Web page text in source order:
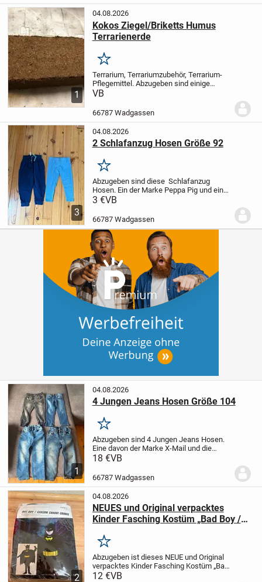
1
04.08.2026
Kokos Ziegel/Briketts Humus
Terrarienerde
Merken
Terrarium, Terrariumzubehör, Terrarium-
Pflegemittel. Abzugeben sind einige
Kokos Ziegel / Briketts welche als
Ziegel ergibt ca. 9 Liter fertige Terrarien...
VB
66787 Wadgassen
3
04.08.2026
2 Schlafanzug Hosen Größe 92
Merken
Abzugeben sind diese Schlafanzug
Hosen. Ein der Marke Peppa Pig und eine
der Marke impidimpi.
Haushalt. Versand möglich
3 €VB
66787 Wadgassen
1
04.08.2026
4 Jungen Jeans Hosen Größe 104
Merken
Abzugeben sind 4 Jungen Jeans Hosen.
Eine davon der Marke X-Mail und die
anderen der Marke dopodopo
Nichtraucher Haushalt.
18 €VB
66787 Wadgassen
2
04.08.2026
NEUES und Original verpacktes
Kinder Fasching Kostüm „Bad Boy /
Merken
Abzugeben ist dieses NEUE und Original
verpacktes Kinder Fasching Kostüm „Bad
Boy / Batman“
12 €VB